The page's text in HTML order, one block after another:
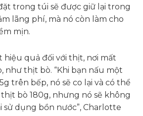
trong túi sẽ được giữ lại trong
lãng phí, mà nó còn làm cho
mịn.
hiệu quả đối với thịt, nơi mất
như thịt bò. “Khi bạn nấu một
trên bếp, nó sẽ co lại và có thể
bò 180g, nhưng nó sẽ không
sử dụng bồn nước”, Charlotte